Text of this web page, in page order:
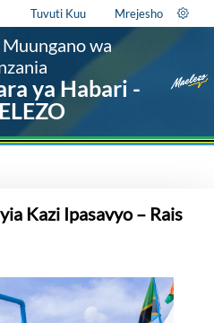
Tuvuti Kuu Mrejesho
wa
ya Habari -
Kazi Ipasavyo – Rais